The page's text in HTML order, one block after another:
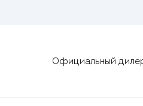
Официальный